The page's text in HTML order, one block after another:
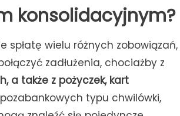
konsolidacyjnym?
spłatę wielu różnych zobowiązań,
zadłużenia, chociażby z
a także z pożyczek, kart
typu chwilówki,